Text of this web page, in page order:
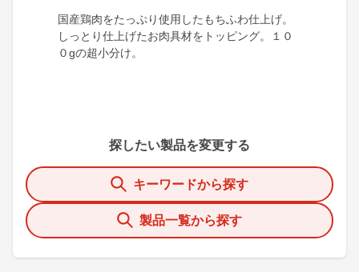
国産鶏肉をたっぷり使用したもちふわ仕上げ。
しっとり仕上げたお肉具材をトッピング。１０
０gの超小分け。
探したい製品を変更する
キーワードから探す
製品一覧から探す